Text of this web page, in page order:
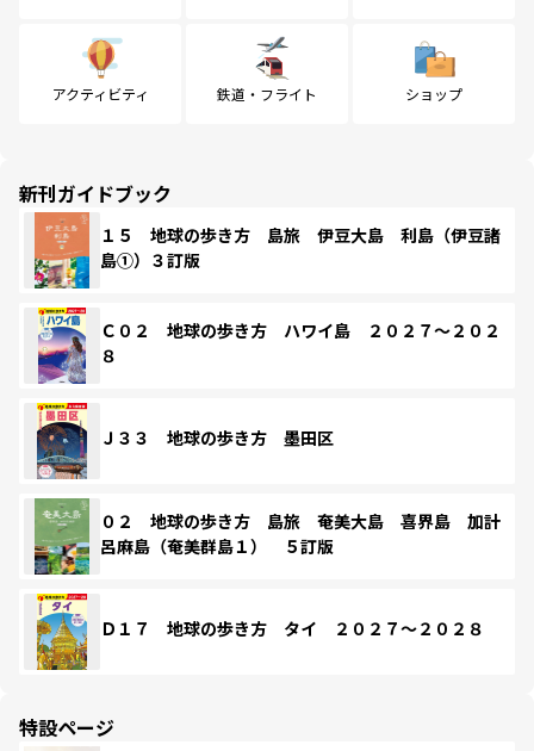
アクティビティ 鉄道・フライト ショップ
新刊ガイドブック
１５ 地球の歩き方 島旅 伊豆大島 利島（伊豆諸
島①）３訂版
Ｃ０２ 地球の歩き方 ハワイ島 ２０２７～２０２
８
Ｊ３３ 地球の歩き方 墨田区
０２ 地球の歩き方 島旅 奄美大島 喜界島 加計
呂麻島（奄美群島１） ５訂版
Ｄ１７ 地球の歩き方 タイ ２０２７～２０２８
特設ページ